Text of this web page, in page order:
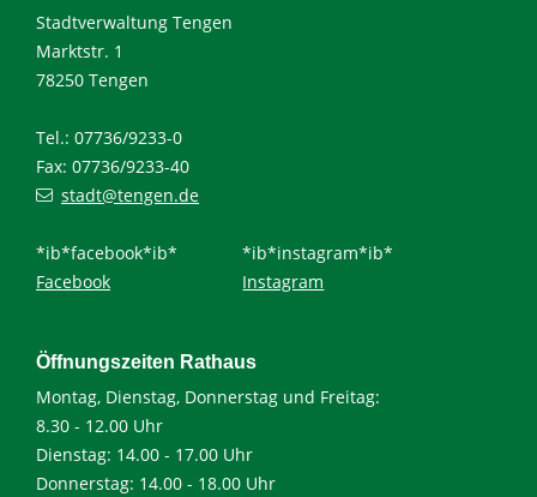
Stadtverwaltung Tengen
Marktstr. 1
78250 Tengen
Tel.: 07736/9233-0
Fax: 07736/9233-40
stadt@tengen.de
*ib*facebook*ib*
Facebook
*ib*instagram*ib*
Instagram
Öffnungszeiten Rathaus
Montag, Dienstag, Donnerstag und Freitag:
8.30 - 12.00 Uhr
Dienstag: 14.00 - 17.00 Uhr
Donnerstag: 14.00 - 18.00 Uhr